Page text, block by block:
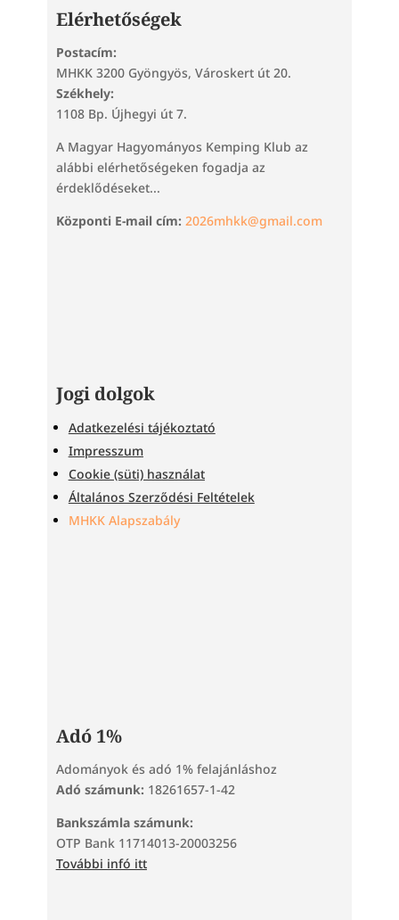
Elérhetőségek
Postacím:
MHKK 3200 Gyöngyös, Városkert út 20.
Székhely:
1108 Bp. Újhegyi út 7.
A Magyar Hagyományos Kemping Klub az
alábbi elérhetőségeken fogadja az
érdeklődéseket...
Központi E-mail cím: 2026mhkk@gmail.com
Jogi dolgok
Adatkezelési tájékoztató
Impresszum
Cookie (süti) használat
Általános Szerződési Feltételek
MHKK Alapszabály
Adó 1%
Adományok és adó 1% felajánláshoz
Adó számunk: 18261657-1-42
Bankszámla számunk:
OTP Bank 11714013-20003256
További infó itt